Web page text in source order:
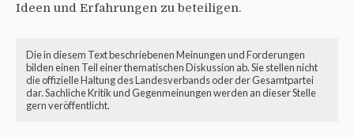
Ideen und Erfahrungen zu beteiligen.
Die in diesem Text beschriebenen Meinungen und Forderungen
bilden einen Teil einer thematischen Diskussion ab. Sie stellen nicht
die offizielle Haltung des Landesverbands oder der Gesamtpartei
dar. Sachliche Kritik und Gegenmeinungen werden an dieser Stelle
gern veröffentlicht.